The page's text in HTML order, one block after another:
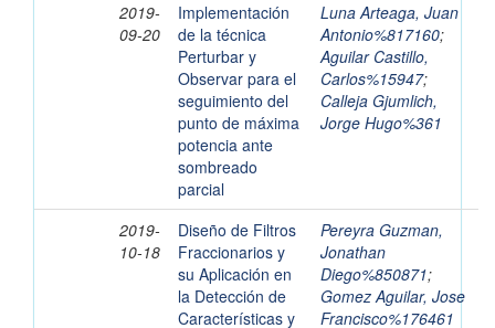
2019-
09-20
Implementación
de la técnica
Perturbar y
Observar para el
seguimiento del
punto de máxima
potencia ante
sombreado
parcial
Luna Arteaga, Juan
Antonio%817160;
Aguilar Castillo,
Carlos%15947;
Calleja Gjumlich,
Jorge Hugo%361
2019-
10-18
Diseño de Filtros
Fraccionarios y
su Aplicación en
la Detección de
Características y
Pereyra Guzman,
Jonathan
Diego%850871;
Gomez Aguilar, Jose
Francisco%176461